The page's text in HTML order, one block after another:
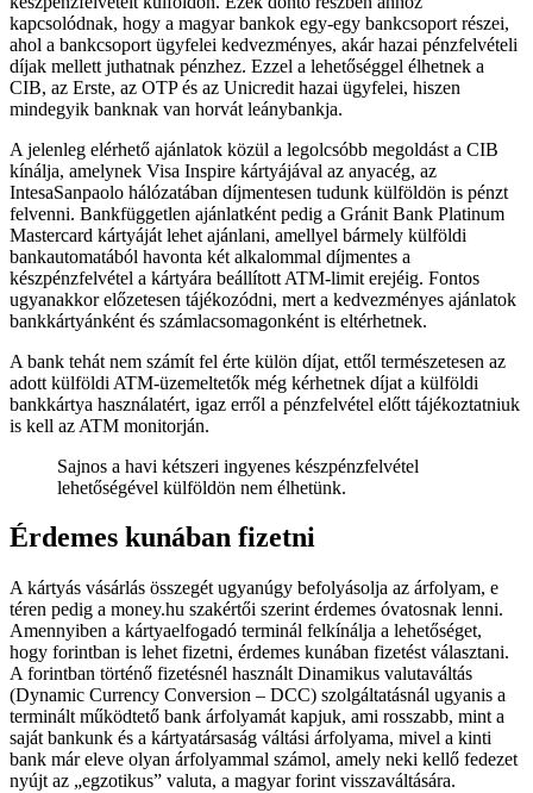
kapcsolódnak, hogy a magyar bankok egy-egy bankcsoport részei,
ahol a bankcsoport ügyfelei kedvezményes, akár hazai pénzfelvételi
díjak mellett juthatnak pénzhez. Ezzel a lehetőséggel élhetnek a
CIB, az Erste, az OTP és az Unicredit hazai ügyfelei, hiszen
mindegyik banknak van horvát leánybankja.
A jelenleg elérhető ajánlatok közül a legolcsóbb megoldást a CIB
kínálja, amelynek Visa Inspire kártyájával az anyacég, az
IntesaSanpaolo hálózatában díjmentesen tudunk külföldön is pénzt
felvenni. Bankfüggetlen ajánlatként pedig a Gránit Bank Platinum
Mastercard kártyáját lehet ajánlani, amellyel bármely külföldi
bankautomatából havonta két alkalommal díjmentes a
készpénzfelvétel a kártyára beállított ATM-limit erejéig. Fontos
ugyanakkor előzetesen tájékozódni, mert a kedvezményes ajánlatok
bankkártyánként és számlacsomagonként is eltérhetnek.
A bank tehát nem számít fel érte külön díjat, ettől természetesen az
adott külföldi ATM-üzemeltetők még kérhetnek díjat a külföldi
bankkártya használatért, igaz erről a pénzfelvétel előtt tájékoztatniuk
is kell az ATM monitorján.
Sajnos a havi kétszeri ingyenes készpénzfelvétel
lehetőségével külföldön nem élhetünk.
Érdemes kunában fizetni
A kártyás vásárlás összegét ugyanúgy befolyásolja az árfolyam, e
téren pedig a money.hu szakértői szerint érdemes óvatosnak lenni.
Amennyiben a kártyaelfogadó terminál felkínálja a lehetőséget,
hogy forintban is lehet fizetni, érdemes kunában fizetést választani.
A forintban történő fizetésnél használt Dinamikus valutaváltás
(Dynamic Currency Conversion – DCC) szolgáltatásnál ugyanis a
terminált működtető bank árfolyamát kapjuk, ami rosszabb, mint a
saját bankunk és a kártyatársaság váltási árfolyama, mivel a kinti
bank már eleve olyan árfolyammal számol, amely neki kellő fedezet
nyújt az „egzotikus” valuta, a magyar forint visszaváltására.